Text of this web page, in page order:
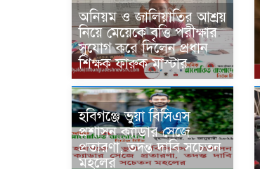
অনিয়ম ও জালিয়াতির আশ্রয়
নিয়ে মেয়েকে বৃত্তি পরীক্ষার
সুযোগ করে দিলেন প্রধান
শিক্ষক ফারুক মাস্টার
হবিগঞ্জে ভুয়া বিসিএস
প্রশাসন ক্যাডার সেজে
প্রতারণা, তদন্ত দাবি সচেতন
মহলের